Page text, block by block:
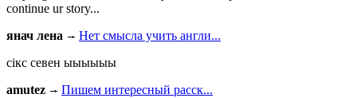
continue ur story...
янач лена
Нет смысла учить англи...
сiкс севен ыыыыыы
amutez
Пишем интересный расск...